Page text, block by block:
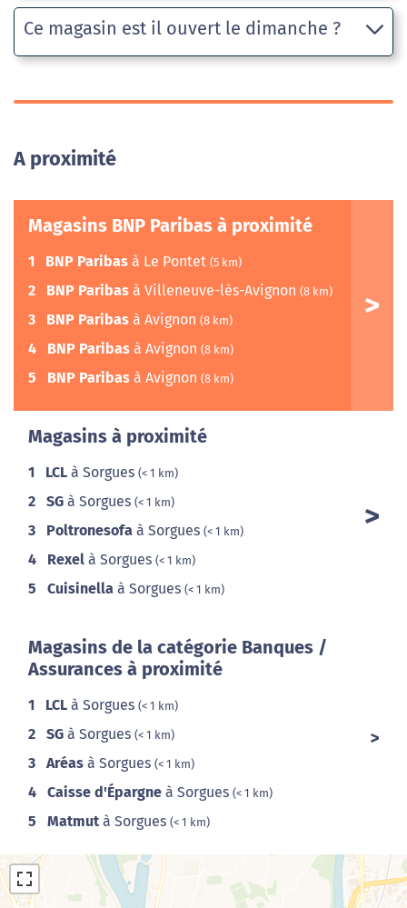
Ce magasin est il ouvert le dimanche ?
A proximité
Magasins BNP Paribas à proximité
1 BNP Paribas à Le Pontet (5 km)
2 BNP Paribas à Villeneuve-lès-Avignon (8 km)
3 BNP Paribas à Avignon (8 km)
4 BNP Paribas à Avignon (8 km)
5 BNP Paribas à Avignon (8 km)
Magasins à proximité
1 LCL à Sorgues (< 1 km)
2 SG à Sorgues (< 1 km)
3 Poltronesofa à Sorgues (< 1 km)
4 Rexel à Sorgues (< 1 km)
5 Cuisinella à Sorgues (< 1 km)
Magasins de la catégorie Banques /
Assurances à proximité
1 LCL à Sorgues (< 1 km)
2 SG à Sorgues (< 1 km)
3 Aréas à Sorgues (< 1 km)
4 Caisse d'Épargne à Sorgues (< 1 km)
5 Matmut à Sorgues (< 1 km)